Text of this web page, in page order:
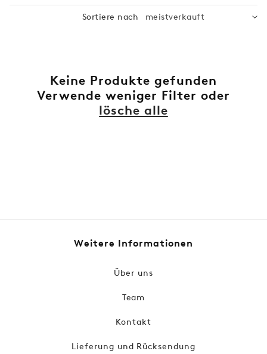
Sortiere nach
Keine Produkte gefunden
Verwende weniger Filter oder
lösche alle
Weitere Informationen
Über uns
Team
Kontakt
Lieferung und Rücksendung